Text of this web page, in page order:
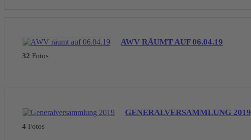
AWV RÄUMT AUF 06.04.19
32 Fotos
GENERALVERSAMMLUNG 2019
4 Fotos